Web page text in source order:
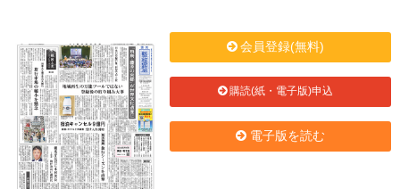
会員登録(無料)
購読(紙・電子版)申込
電子版を読む